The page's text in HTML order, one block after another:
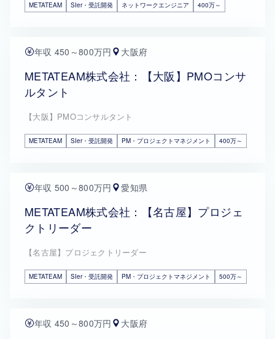
METATEAM SIer・受託開発 ネットワークエンジニア 400万～
年収 450～800万円 大阪府
METATEAM株式会社：【大阪】PMOコンサ
ルタント
【大阪】PMOコンサルタント
METATEAM SIer・受託開発 PM・プロジェクトマネジメント 400万～
年収 500～800万円 愛知県
METATEAM株式会社：【名古屋】プロジェ
クトリーダー
【名古屋】プロジェクトリーダー
METATEAM SIer・受託開発 PM・プロジェクトマネジメント 500万～
年収 450～800万円 大阪府